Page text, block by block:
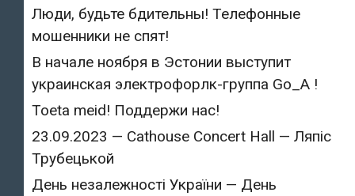
Люди, будьте бдительны! Телефонные
мошенники не спят!
В начале ноября в Эстонии выступит
украинская электрофорлк-группа Go_A !
Toeta meid! Поддержи нас!
23.09.2023 — Cathouse Concert Hall — Ляпіс
Трубецькой
День незалежності України — День